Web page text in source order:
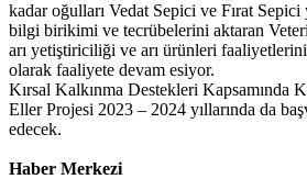
kadar oğulları Vedat Sepici ve Fırat
bilgi birikimi ve tecrübelerini aktaran
arı yetiştiriciliği ve arı ürünleri
olarak faaliyete devam esiyor.
Kırsal Kalkınma Destekleri Kapsamında
Eller Projesi 2023 – 2024 yıllarında da
edecek.
Haber Merkezi